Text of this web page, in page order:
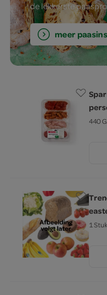
de lekkerste
meer
440
1